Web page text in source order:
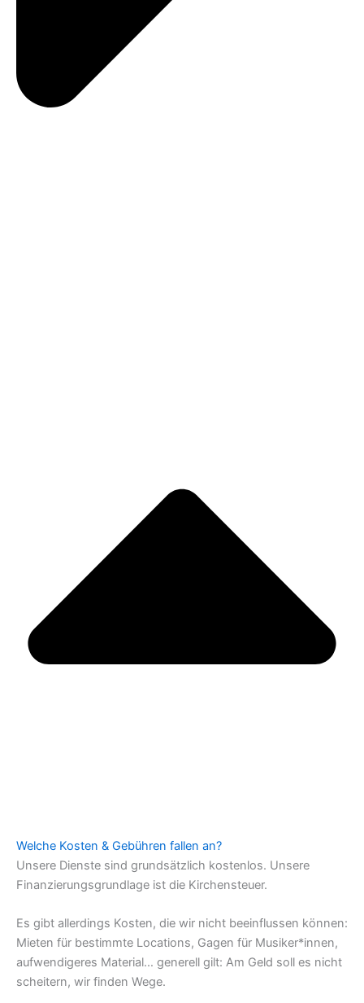
Welche Kosten & Gebühren fallen an?
Unsere Dienste sind grundsätzlich kostenlos. Unsere
Finanzierungsgrundlage ist die Kirchensteuer.
Es gibt allerdings Kosten, die wir nicht beeinflussen können:
Mieten für bestimmte Locations, Gagen für Musiker*innen,
aufwendigeres Material… generell gilt: Am Geld soll es nicht
scheitern, wir finden Wege.